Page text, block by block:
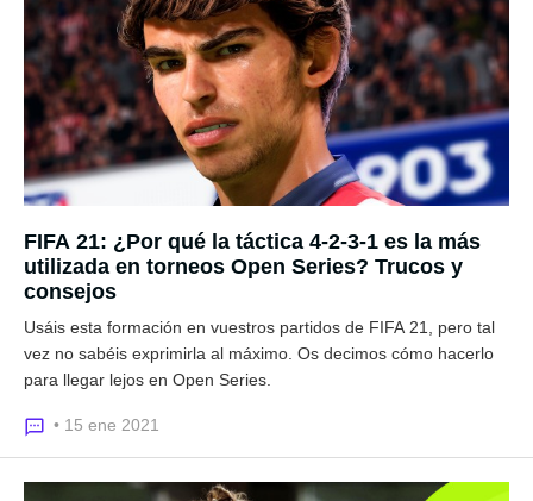
FIFA 21: ¿Por qué la táctica 4-2-3-1 es la más
utilizada en torneos Open Series? Trucos y
consejos
Usáis esta formación en vuestros partidos de FIFA 21, pero tal
vez no sabéis exprimirla al máximo. Os decimos cómo hacerlo
para llegar lejos en Open Series.
• 15 ene 2021